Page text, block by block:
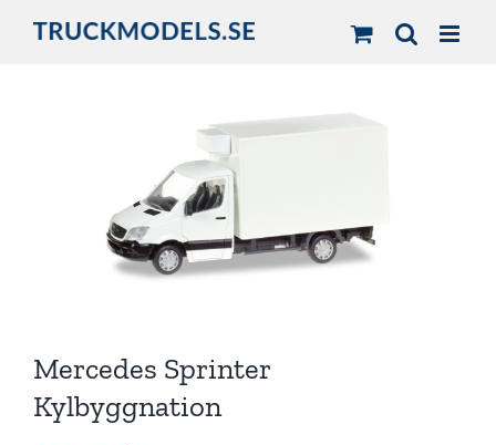
Mercedes Sprinter
Kylbyggnation